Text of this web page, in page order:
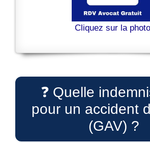
Cliquez sur la photo
❓ Quelle
pour un accident
(GAV) ?